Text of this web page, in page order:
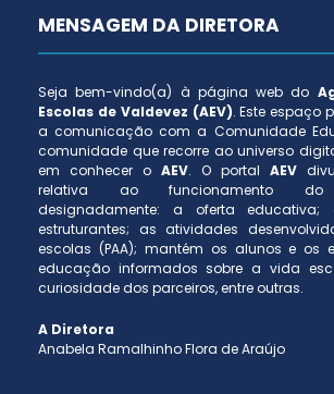
MENSAGEM DA DIRETORA
Seja bem-vindo(a) à página web do
Escolas de Valdevez (AEV). Este espaço
a comunicação com a Comunidade
comunidade que recorre ao universo
em conhecer o AEV. O portal AEV
relativa ao funcionamento do
designadamente: a oferta educativa;
estruturantes; as atividades
escolas (PAA); mantém os alunos e os
educação informados sobre a vida
curiosidade dos parceiros, entre outras.
A Diretora
Anabela Ramalhinho Flora de Araújo